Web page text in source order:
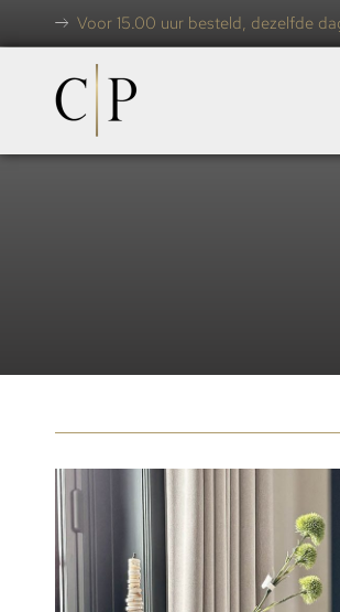
Voor 15.00 uur besteld, dezelfde